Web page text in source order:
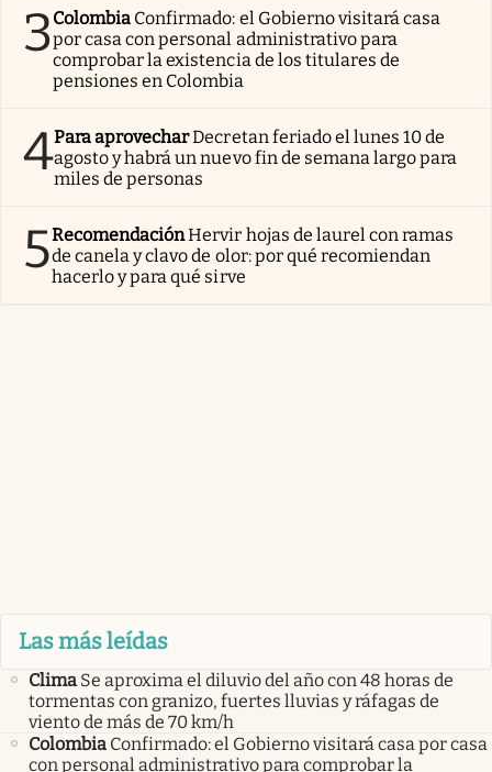
3Colombia Confirmado: el Gobierno visitará casa
por casa con personal administrativo para
comprobar la existencia de los titulares de
pensiones en Colombia
4Para aprovecharDecretan feriado el lunes 10 de
agosto y habrá un nuevo fin de semana largo para
miles de personas
5RecomendaciónHervir hojas de laurel con ramas
de canela y clavo de olor: por qué recomiendan
hacerlo y para qué sirve
Las más leídas
Clima Se aproxima el diluvio del año con 48 horas de
tormentas con granizo, fuertes lluvias y ráfagas de
viento de más de 70 km/h
Colombia Confirmado: el Gobierno visitará casa por casa
con personal administrativo para comprobar la